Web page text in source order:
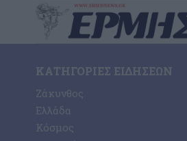
ΚΑΤΗΓΟΡΊΕΣ ΕΙΔΉΣΕΩΝ
Ζάκυνθος
Ελλάδα
Κόσμος